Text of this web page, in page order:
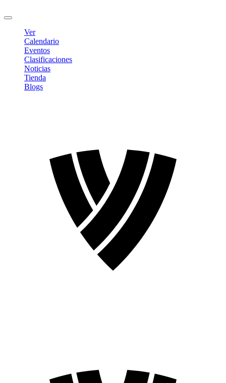
Ver
Calendario
Eventos
Clasificaciones
Noticias
Tienda
Blogs